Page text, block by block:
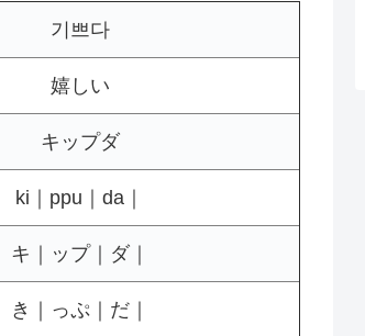
기쁘다
嬉しい
キップダ
ki｜ppu｜da｜
キ｜ップ｜ダ｜
き｜っぷ｜だ｜